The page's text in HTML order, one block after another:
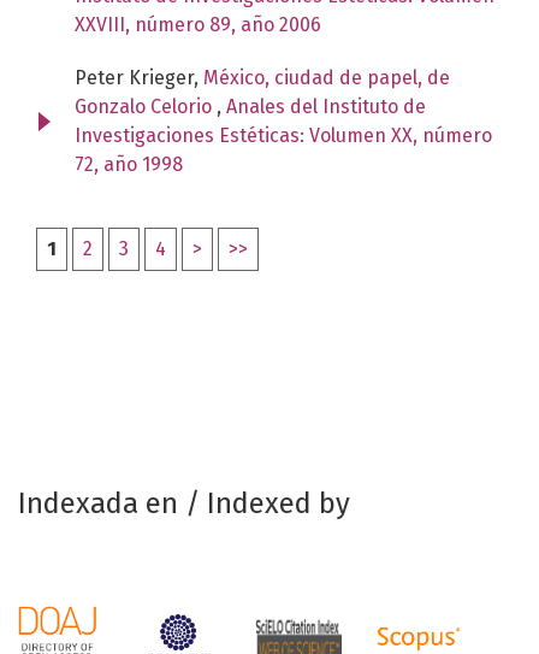
XXVIII, número 89, año 2006
Peter Krieger, México, ciudad de papel, de
Gonzalo Celorio , Anales del Instituto de
Investigaciones Estéticas: Volumen XX, número
72, año 1998
1 2 3 4 > >>
Indexada en / Indexed by